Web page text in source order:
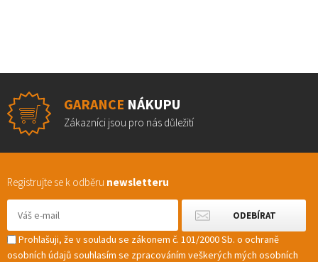
GARANCE NÁKUPU
Zákazníci jsou pro nás důležití
Registrujte se k odběru newsletteru
Prohlašuji, že v souladu se zákonem č. 101/2000 Sb. o ochraně
osobních údajů souhlasím se zpracováním veškerých mých osobních